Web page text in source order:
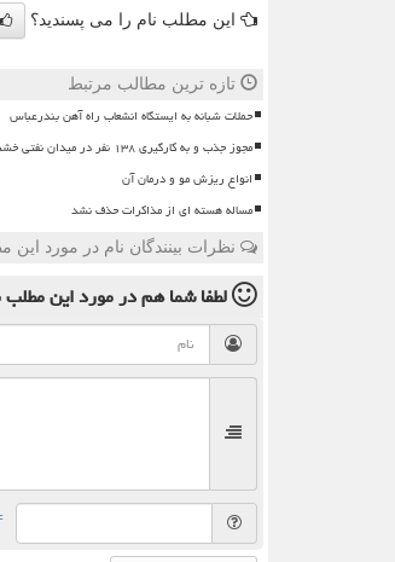
این مطلب نام را می پسندید؟
تازه ترین مطالب مرتبط
حملات شبانه به ایستگاه انشعاب راه آهن بندرعباس
مجوز جذب و به کارگیری ۱۳۸ نفر در میدان نفتی خشت و کنارتخته صادر شد
انواع ریزش مو و درمان آن
مساله هسته ای از مذاکرات حذف نشد
نظرات بینندگان نام در مورد این
لطفا شما همدر مورد این مطلب
=